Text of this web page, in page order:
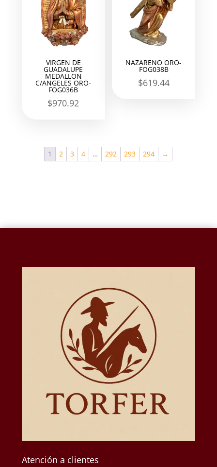
VIRGEN DE
GUADALUPE
MEDALLON
C/ANGELES ORO-
FOG036B
$970.92
NAZARENO ORO-
FOG038B
$619.44
1 2 3 4 … 292 293 294 →
Atención a clientes